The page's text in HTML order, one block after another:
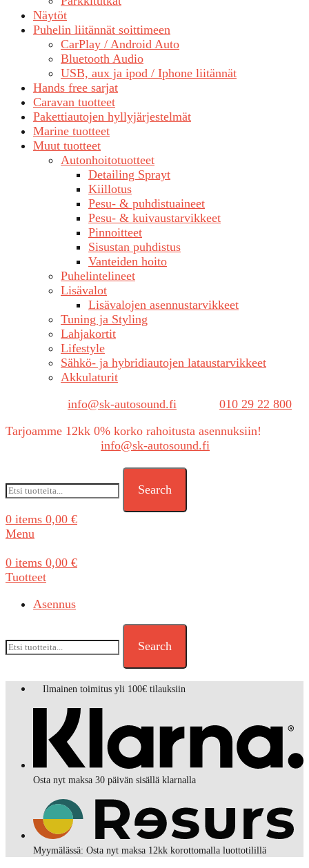
Näytöt
Puhelin liitännät soittimeen
CarPlay / Android Auto
Bluetooth Audio
USB, aux ja ipod / Iphone liitännät
Hands free sarjat
Caravan tuotteet
Pakettiautojen hyllyjärjestelmät
Marine tuotteet
Muut tuotteet
Autonhoitotuotteet
Detailing Sprayt
Kiillotus
Pesu- & puhdistuaineet
Pesu- & kuivaustarvikkeet
Pinnoitteet
Sisustan puhdistus
Vanteiden hoito
Puhelintelineet
Lisävalot
Lisävalojen asennustarvikkeet
Tuning ja Styling
Lahjakortit
Lifestyle
Sähkö- ja hybridiautojen lataustarvikkeet
Akkulaturit
info@sk-autosound.fi
010 29 22 800
Tarjoamme 12kk 0% korko rahoitusta asennuksiin!
info@sk-autosound.fi
Search
0 items 0,00 €
Menu
0 items 0,00 €
Tuotteet
Asennus
Search
Ilmainen toimitus yli 100€ tilauksiin
Osta nyt maksa 30 päivän sisällä klarnalla
Myymälässä: Osta nyt maksa 12kk korottomalla luottotilillä